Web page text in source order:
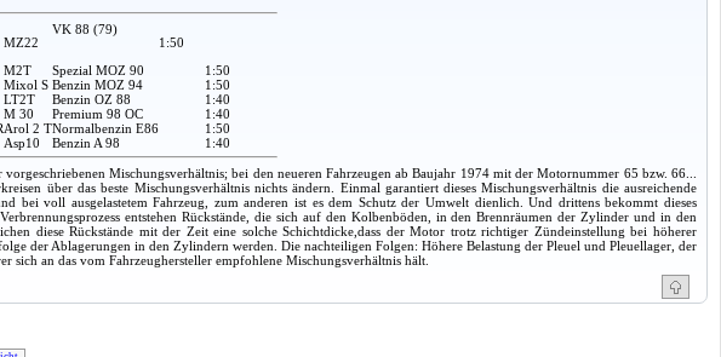
MZ22
VK 88 (79)
1:50
M2T Spezial MOZ 90
1:50
Mixol S Benzin MOZ 94
1:50
LT2T Benzin OZ 88
1:40
M 30 Premium 98 OC
1:40
Arol 2 TNormalbenzin E86
1:50
Asp10 Benzin A 98 1:40
Mischungsverhältnis; bei den neueren Fahrzeugen ab Baujahr 1974 mit der Motornummer 65 bzw. 66...
über das beste Mischungsverhältnis nichts ändern. Einmal garantiert dieses Mischungsverhältnis die ausreichende
bei voll ausgelastetem Fahrzeug, zum anderen ist es dem Schutz der Umwelt dienlich. Und drittens bekommt dieses
entstehen Rückstände, die sich auf den Kolbenböden, in den Brennräumen der Zylinder und in den
diese Rückstände mit der Zeit eine solche Schichtdicke,dass der Motor trotz richtiger Zündeinstellung bei höherer
der Ablagerungen in den Zylindern werden. Die nachteiligen Folgen: Höhere Belastung der Pleuel und Pleuellager, der
an das vom Fahrzeughersteller empfohlene Mischungsverhältnis hält.